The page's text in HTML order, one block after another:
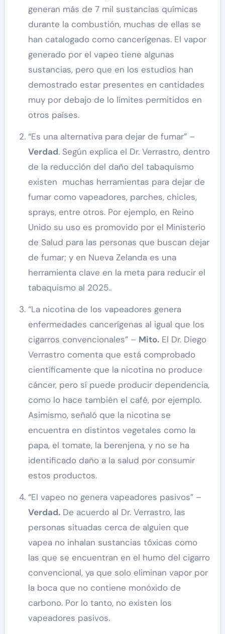
generan más de 7 mil sustancias químicas
durante la combustión, muchas de ellas se
han catalogado como cancerígenas. El vapor
generado por el vapeo tiene algunas
sustancias, pero que en los estudios han
demostrado estar presentes en cantidades
muy por debajo de lo límites permitidos en
otros países.
“Es una alternativa para dejar de fumar” –
Verdad. Según explica el Dr. Verrastro, dentro
de la reducción del daño del tabaquismo
existen muchas herramientas para dejar de
fumar como vapeadores, parches, chicles,
sprays, entre otros. Por ejemplo, en Reino
Unido su uso es promovido por el Ministerio
de Salud para las personas que buscan dejar
de fumar; y en Nueva Zelanda es una
herramienta clave en la meta para reducir el
tabaquismo al 2025..
“La nicotina de los vapeadores genera
enfermedades cancerígenas al igual que los
cigarros convencionales” – Mito.El Dr. Diego
Verrastro comenta que está comprobado
científicamente que la nicotina no produce
cáncer, pero sí puede producir dependencia,
como lo hace también el café, por ejemplo.
Asimismo, señaló que la nicotina se
encuentra en distintos vegetales como la
papa, el tomate, la berenjena, y no se ha
identificado daño a la salud por consumir
estos productos.
“El vapeo no genera vapeadores pasivos” –
Verdad.De acuerdo al Dr. Verrastro, las
personas situadas cerca de alguien que
vapea no inhalan sustancias tóxicas como
las que se encuentran en el humo del cigarro
convencional, ya que solo eliminan vapor por
la boca que no contiene monóxido de
carbono. Por lo tanto, no existen los
vapeadores pasivos.